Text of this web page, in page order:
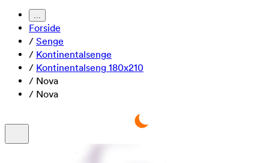
...
Forside
/ Senge
/ Kontinentalsenge
/ Kontinentalseng 180x210
/ Nova
/ Nova